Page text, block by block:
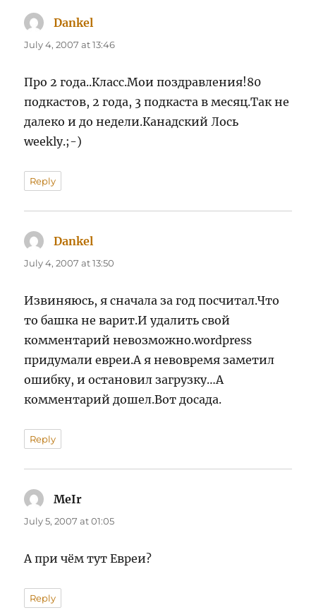
Dankel
July 4, 2007 at 13:46
Про 2 года..Класс.Мои поздравления!80
подкастов, 2 года, 3 подкаста в месяц.Так не
далеко и до недели.Канадский Лось
weekly.;-)
Reply
Dankel
July 4, 2007 at 13:50
Извиняюсь, я сначала за год посчитал.Что
то башка не варит.И удалить свой
комментарий невозможно.wordpress
придумали евреи.А я невовремя заметил
ошибку, и остановил загрузку…А
комментарий дошел.Вот досада.
Reply
MeIr
July 5, 2007 at 01:05
А при чём тут Евреи?
Reply